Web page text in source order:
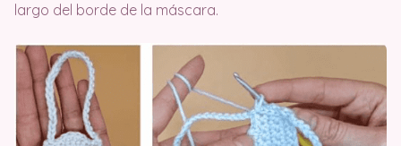
largo del borde de la máscara.